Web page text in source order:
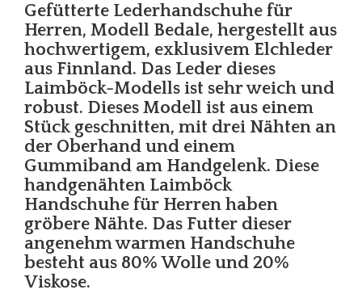
Gefütterte Lederhandschuhe für
Herren, Modell Bedale, hergestellt aus
hochwertigem, exklusivem Elchleder
aus Finnland. Das Leder dieses
Laimböck-Modells ist sehr weich und
robust. Dieses Modell ist aus einem
Stück geschnitten, mit drei Nähten an
der Oberhand und einem
Gummiband am Handgelenk. Diese
handgenähten Laimböck
Handschuhe für Herren haben
gröbere Nähte. Das Futter dieser
angenehm warmen Handschuhe
besteht aus 80% Wolle und 20%
Viskose.